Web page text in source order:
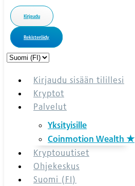
Kirjaudu
Rekisteröidy
Choose
languageKirjaudu sisään tilillesi
Kryptot
Palvelut
Yksityisille
Coinmotion Wealth ★
Kryptouutiset
Ohjekeskus
Suomi (FI)